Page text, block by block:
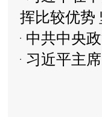
挥比较优势
中共中央
习近平主